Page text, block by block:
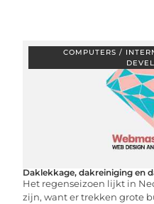
COMPUTERS /
Daklekkage, dakreiniging en
Het regenseizoen lijkt in
zijn, want er trekken grote